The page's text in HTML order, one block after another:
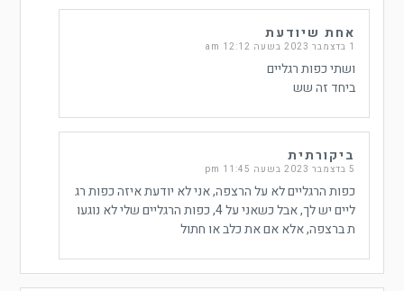
אחת שיודעת
1 בדצמבר 2023 בשעה 12:12 am
ושתי כפות רגליים
ביחד זה שש
ביקורתית
5 בדצמבר 2023 בשעה 11:45 pm
כפות הרגליים לא על הרצפה, אני לא יודעת איזה כפות רג
ליים יש לך, אבל כשאני על 4, כפות הרגליים שלי לא נוגעו
ת ברצפה, אלא אם את כלב או חתול